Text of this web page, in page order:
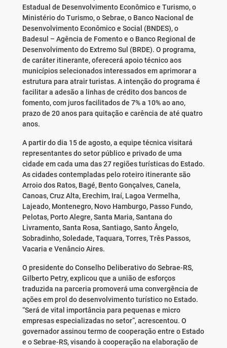
Estadual de Desenvolvimento Econômico e Turismo, o
Ministério do Turismo, o Sebrae, o Banco Nacional de
Desenvolvimento Econômico e Social (BNDES), o
Badesul – Agência de Fomento e o Banco Regional de
Desenvolvimento do Extremo Sul (BRDE). O programa,
de caráter itinerante, oferecerá apoio técnico aos
municípios selecionados interessados em aprimorar a
estrutura para atrair turistas. A intenção do programa é
facilitar a adesão a linhas de crédito dos bancos de
fomento, com juros facilitados de 7% a 10% ao ano,
prazo de 20 anos para quitação e carência de até quatro
anos.
A partir do dia 15 de agosto, a equipe técnica visitará
representantes do setor público e privado de uma
cidade em cada uma das 27 regiões turísticas do Estado.
As cidades contempladas pelo roteiro itinerante são
Arroio dos Ratos, Bagé, Bento Gonçalves, Canela,
Canoas, Cruz Alta, Erechim, Iraí, Lagoa Vermelha,
Lajeado, Montenegro, Novo Hamburgo, Passo Fundo,
Pelotas, Porto Alegre, Santa Maria, Santana do
Livramento, Santa Rosa, Santiago, Santo Ângelo,
Sobradinho, Soledade, Taquara, Torres, Três Passos,
Vacaria e Venâncio Aires.
O presidente do Conselho Deliberativo do Sebrae-RS,
Gilberto Petry, explicou que a união de esforços
traduzida na parceria promoverá uma convergência de
ações em prol do desenvolvimento turístico no Estado.
“Será de vital importância para pequenas e micro
empresas especializadas no setor”, acrescentou. O
governador assinou termo de cooperação entre o Estado
e o Sebrae-RS, visando à cooperação na elaboração de